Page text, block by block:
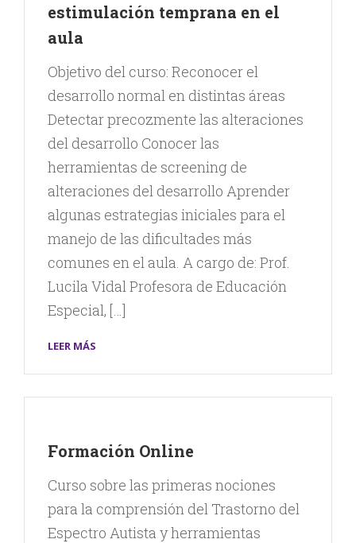
estimulación temprana en el
aula
Objetivo del curso: Reconocer el
desarrollo normal en distintas áreas
Detectar precozmente las alteraciones
del desarrollo Conocer las
herramientas de screening de
alteraciones del desarrollo Aprender
algunas estrategias iniciales para el
manejo de las dificultades más
comunes en el aula. A cargo de: Prof.
Lucila Vidal Profesora de Educación
Especial, […]
LEER MÁS
Formación Online
Curso sobre las primeras nociones
para la comprensión del Trastorno del
Espectro Autista y herramientas